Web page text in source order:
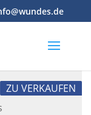
ZU VERKAUFEN